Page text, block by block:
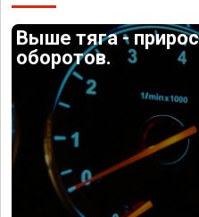
Выше тяга -
оборотов.